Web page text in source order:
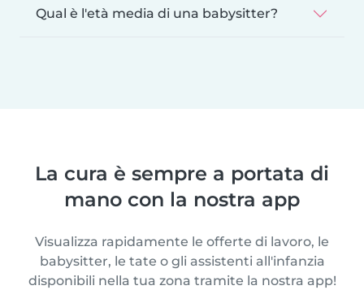
Qual è l'età media di una babysitter?
La cura è sempre a portata di
mano con la nostra app
Visualizza rapidamente le offerte di lavoro, le
babysitter, le tate o gli assistenti all'infanzia
disponibili nella tua zona tramite la nostra app!